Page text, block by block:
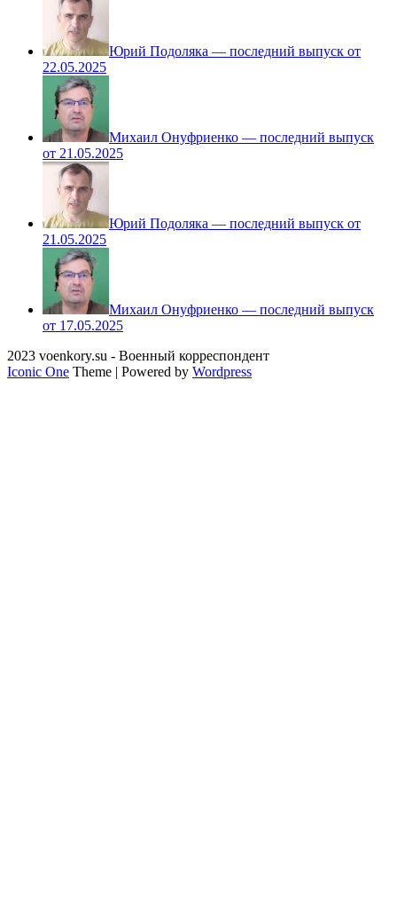
Юрий Подоляка — последний выпуск от
22.05.2025
Михаил Онуфриенко — последний выпуск
от 21.05.2025
Юрий Подоляка — последний выпуск от
21.05.2025
Михаил Онуфриенко — последний выпуск
от 17.05.2025
2023 voenkory.su - Военный корреспондент
Iconic One Theme | Powered by Wordpress